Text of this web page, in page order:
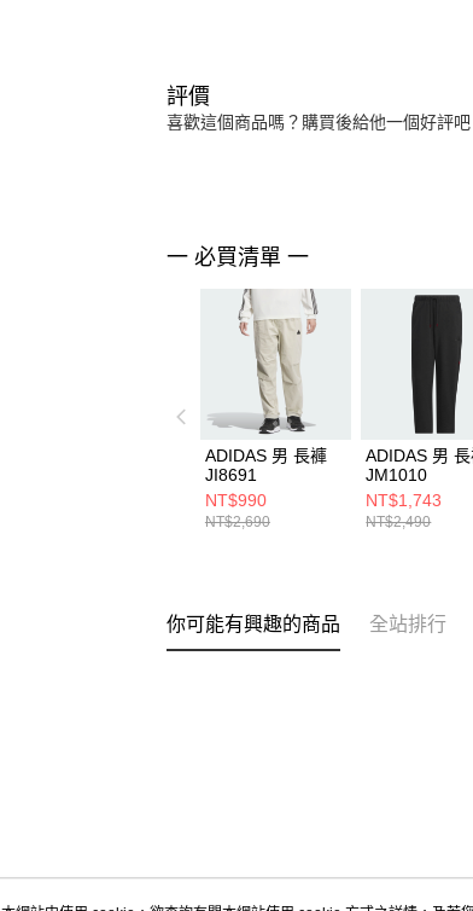
評價
喜歡這個商品嗎？購買後給他一個好評吧
一 必買清單 一
ADIDAS 男 長褲
JI8691
NT$990
NT$2,690
ADIDAS 男
JM1010
NT$1,743
NT$2,490
你可能有興趣的商品 全站排行